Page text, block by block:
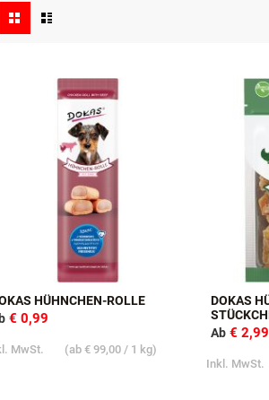
als
HÜHNCHEN-ROLLE
€ 0,99
MwSt. (ab € 99,00 / 1 kg)
DOKAS
Ab € 2,99
Inkl. MwSt.